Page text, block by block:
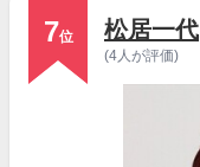
7位 松居一代
(4人が評価)